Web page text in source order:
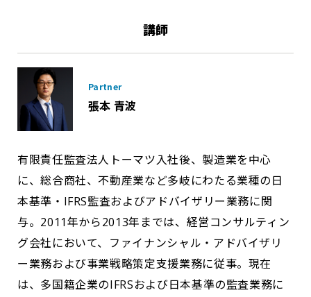
講師
Partner
張本 青波
有限責任監査法人トーマツ入社後、製造業を中心
に、総合商社、不動産業など多岐にわたる業種の日
本基準・IFRS監査およびアドバイザリー業務に関
与。2011年から2013年までは、経営コンサルティン
グ会社において、ファイナンシャル・アドバイザリ
ー業務および事業戦略策定支援業務に従事。現在
は、多国籍企業のIFRSおよび日本基準の監査業務に